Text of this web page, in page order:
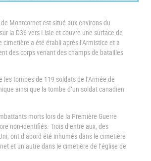
Montcornet est situé aux environs du
la D36 vers Lisle et couvre une surface de
cimetière a été établi après l’Armistice et a
des corps venant des champs de batailles
les tombes de 119 soldats de l’Armée de
ainsi que la tombe d’un soldat canadien
morts lors de la Première Guerre
non-identifiés. Trois d’entre aux, des
ont d’abord été inhumés dans le cimetière
et un autre dans le cimetière de l’église de